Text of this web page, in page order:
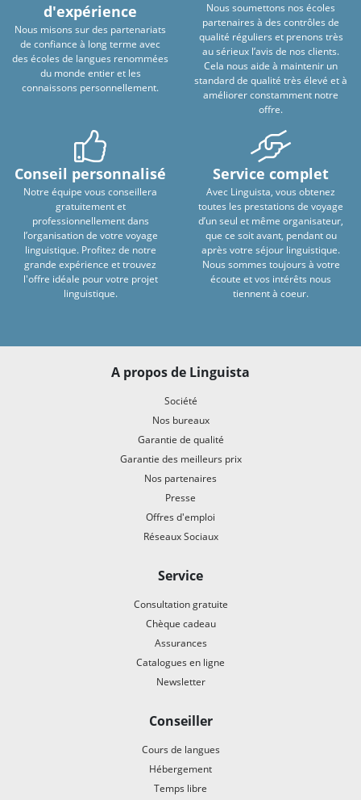
d'expérience
Nous misons sur des partenariats
de confiance à long terme avec
des écoles de langues renommées
du monde entier et les
connaissons personnellement.
Nous soumettons nos écoles
partenaires à des contrôles de
qualité réguliers et prenons très
au sérieux l’avis de nos clients.
Cela nous aide à maintenir un
standard de qualité très élevé et à
améliorer constamment notre
offre.
Conseil personnalisé
Notre équipe vous conseillera
gratuitement et
professionnellement dans
l’organisation de votre voyage
linguistique. Profitez de notre
grande expérience et trouvez
l'offre idéale pour votre projet
linguistique.
Service complet
Avec Linguista, vous obtenez
toutes les prestations de voyage
d’un seul et même organisateur,
que ce soit avant, pendant ou
après votre séjour linguistique.
Nous sommes toujours à votre
écoute et vos intérêts nous
tiennent à coeur.
A propos de Linguista
Société
Nos bureaux
Garantie de qualité
Garantie des meilleurs prix
Nos partenaires
Presse
Offres d'emploi
Réseaux Sociaux
Service
Consultation gratuite
Chèque cadeau
Assurances
Catalogues en ligne
Newsletter
Conseiller
Cours de langues
Hébergement
Temps libre